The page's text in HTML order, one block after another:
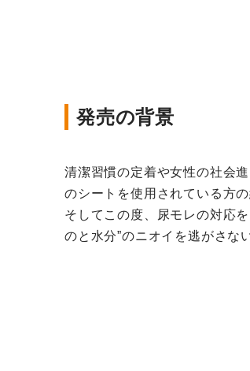
発売の背景
清潔習慣の定着や女性の社会
のシートを使用されている方
そしてこの度、尿モレの対応
のと水分”のニオイを逃がさな